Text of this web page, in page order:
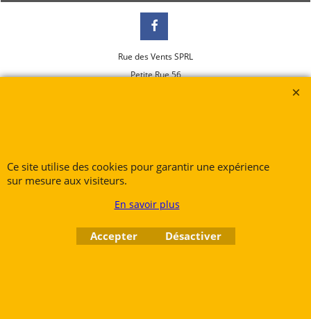
Rue des Vents SPRL
Petite Rue 56
eCommerce ShopFactory
Ce site utilise des cookies pour garantir une expérience
sur mesure aux visiteurs.
En savoir plus
Accepter Désactiver